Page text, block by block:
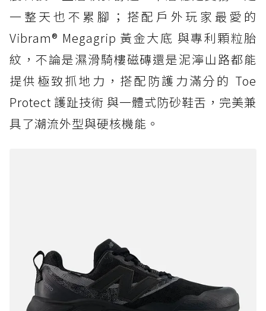
一整天也不累腳；搭配戶外玩家最愛的
Vibram® Megagrip 黃金大底 與專利顆粒胎
紋，不論是濕滑騎樓磁磚還是泥濘山路都能
提供極致抓地力，搭配防護力滿分的 Toe
Protect 護趾技術 與一體式防砂鞋舌，完美兼
具了潮流外型與硬核機能。